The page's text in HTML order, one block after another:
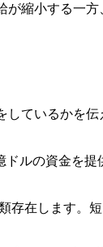
縮小する一方
いるかを伝
ルの資金を
存在します